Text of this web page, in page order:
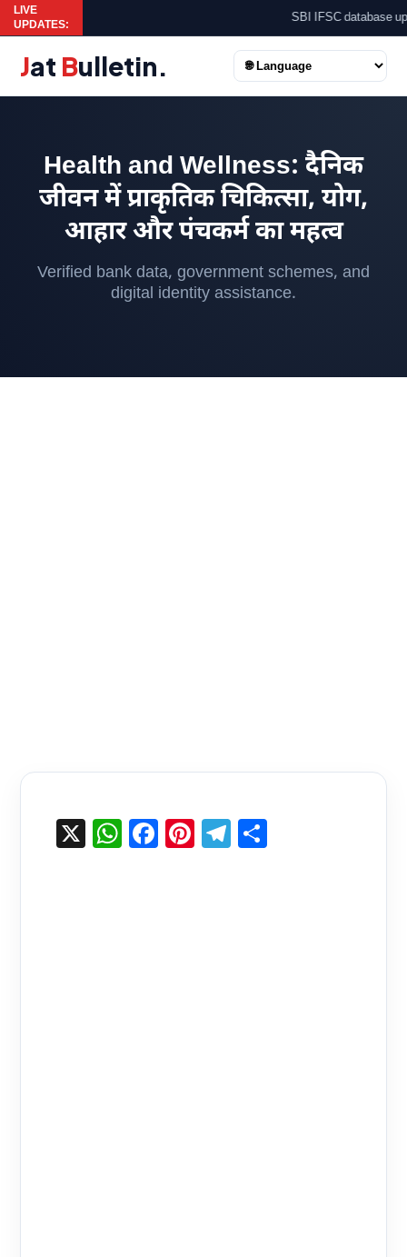
LIVE
UPDATES:
SBI IFSC database
Jat Bulletin.
Health and Wellness: दैनिक
जीवन में प्राकृतिक चिकित्सा, योग,
आहार और पंचकर्म का महत्व
Verified bank data, government schemes, and
digital identity assistance.
X WhatsApp
Facebook
Pinterest
Telegram